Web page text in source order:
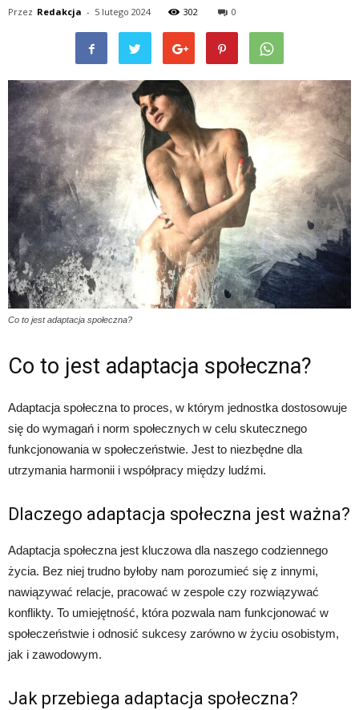
Przez Redakcja - 5 lutego 2024 302 0
Co to jest adaptacja społeczna?
Co to jest adaptacja społeczna?
Adaptacja społeczna to proces, w którym jednostka dostosowuje
się do wymagań i norm społecznych w celu skutecznego
funkcjonowania w społeczeństwie. Jest to niezbędne dla
utrzymania harmonii i współpracy między ludźmi.
Dlaczego adaptacja społeczna jest ważna?
Adaptacja społeczna jest kluczowa dla naszego codziennego
życia. Bez niej trudno byłoby nam porozumieć się z innymi,
nawiązywać relacje, pracować w zespole czy rozwiązywać
konflikty. To umiejętność, która pozwala nam funkcjonować w
społeczeństwie i odnosić sukcesy zarówno w życiu osobistym,
jak i zawodowym.
Jak przebiega adaptacja społeczna?